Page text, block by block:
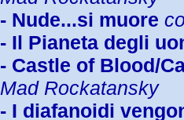
- Nude...si muore
- Il Pianeta degli
- Castle of Blood/
Mad Rockatansky
- I diafanoidi